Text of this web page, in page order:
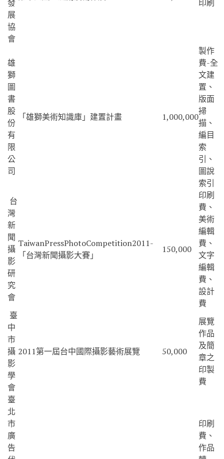
發
展
協
會
印刷
雄
獅
圖
書
股
份
有
限
公
司
「雄獅美術知識庫」建置計畫 1,000,000
製作
費-全
文建
置、
版面
掃
描、
編目
索
引、
圖說
索引
台
灣
新
聞
攝
影
研
究
會
TaiwanPressPhotoCompetition2011-
「台灣新聞攝影大賽」
150,000
印刷
費、
美術
編輯
費、
文字
編輯
費、
設計
費
臺
中
市
攝
影
學
會
2011第一屆台中國際攝影藝術展覽 50,000
展覽
作品
及簡
章之
印製
費
臺
北
市
廣
告
印刷
費、
作品